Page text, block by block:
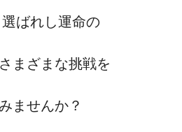
ばれし運命の
まざまな挑戦を
ませんか？